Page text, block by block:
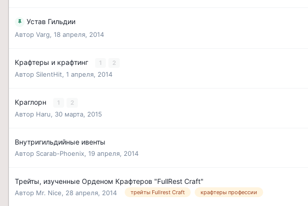
Устав Гильдии
Автор Varg, 18 апреля, 2014
Крафтеры и крафтинг 1 2
Автор SilentHit, 1 апреля, 2014
Краглорн 1 2
Автор Haru, 30 марта, 2015
Внутригильдийные ивенты
Автор Scarab-Phoenix, 19 апреля, 2014
Трейты, изученные Орденом Крафтеров "FullRest Craft"
Автор Mr. Nice, 28 апреля, 2014 трейты Fullrest Craft крафтеры профессии